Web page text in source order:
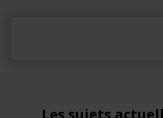
Les sujets